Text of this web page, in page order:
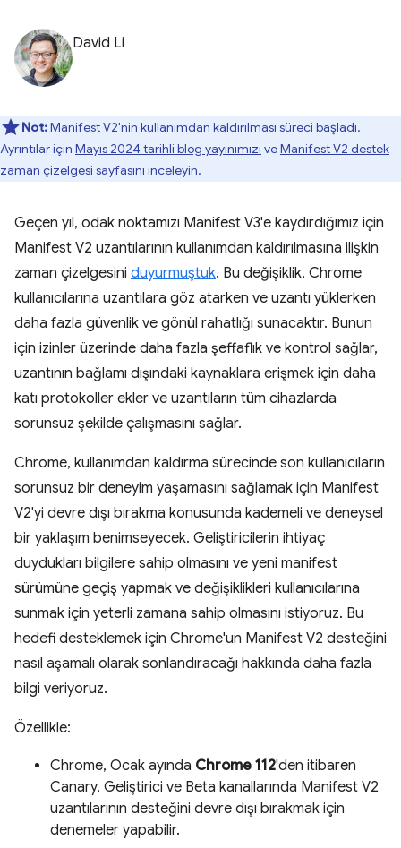
David Li
Not:Manifest V2'nin kullanımdan kaldırılması süreci başladı.
Ayrıntılar için Mayıs 2024 tarihli blog yayınımızı veManifest V2 destek
zaman çizelgesi sayfasını inceleyin.
Geçen yıl, odak noktamızı Manifest V3'e kaydırdığımız için
Manifest V2 uzantılarının kullanımdan kaldırılmasına ilişkin
zaman çizelgesini duyurmuştuk. Bu değişiklik, Chrome
kullanıcılarına uzantılara göz atarken ve uzantı yüklerken
daha fazla güvenlik ve gönül rahatlığı sunacaktır. Bunun
için izinler üzerinde daha fazla şeffaflık ve kontrol sağlar,
uzantının bağlamı dışındaki kaynaklara erişmek için daha
katı protokoller ekler ve uzantıların tüm cihazlarda
sorunsuz şekilde çalışmasını sağlar.
Chrome, kullanımdan kaldırma sürecinde son kullanıcıların
sorunsuz bir deneyim yaşamasını sağlamak için Manifest
V2'yi devre dışı bırakma konusunda kademeli ve deneysel
bir yaklaşım benimseyecek. Geliştiricilerin ihtiyaç
duydukları bilgilere sahip olmasını ve yeni manifest
sürümüne geçiş yapmak ve değişiklikleri kullanıcılarına
sunmak için yeterli zamana sahip olmasını istiyoruz. Bu
hedefi desteklemek için Chrome'un Manifest V2 desteğini
nasıl aşamalı olarak sonlandıracağı hakkında daha fazla
bilgi veriyoruz.
Özellikle:
Chrome, Ocak ayında Chrome 112'den itibaren
Canary, Geliştirici ve Beta kanallarında Manifest V2
uzantılarının desteğini devre dışı bırakmak için
denemeler yapabilir.